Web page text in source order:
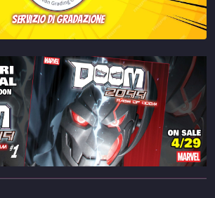
servizio di gradazione